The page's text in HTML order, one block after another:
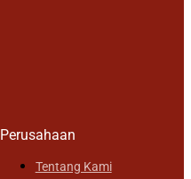
Perusahaan
Tentang Kami